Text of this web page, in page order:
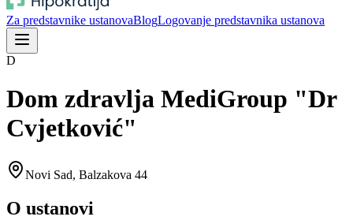
Za predstavnike ustanovaBlogLogovanje predstavnika ustanova
D
Dom zdravlja MediGroup "Dr
Cvjetković"
Novi Sad, Balzakova 44
O ustanovi